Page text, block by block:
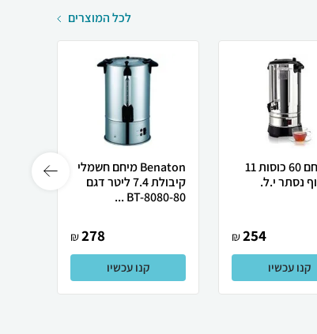
לכל המוצרים
י.ל. מיחם 60 כוסות 11
נסתר י.ל.
254
₪
קנו עכשיו
Benaton מיחם חשמלי
קיבולת 7.4 ליטר דגם
BT-8080-80 ...
278
₪
קנו עכשיו